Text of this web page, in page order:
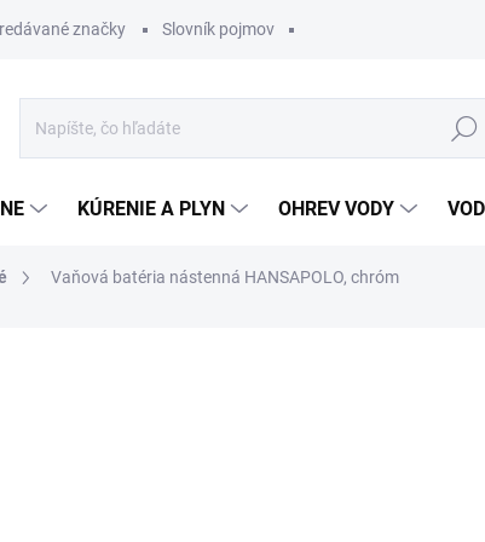
značky Slovník pojmov
Hľadať
KÚRENIE A PLYN OHREV VODY
Vaňová batéria nástenná HANSAPOLO, chróm